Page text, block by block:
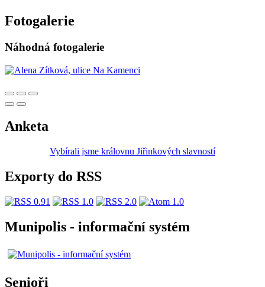
Fotogalerie
Náhodná fotogalerie
Anketa
Vybírali jsme královnu Jiřinkových slavností
Exporty do RSS
Munipolis - informační systém
Senioři